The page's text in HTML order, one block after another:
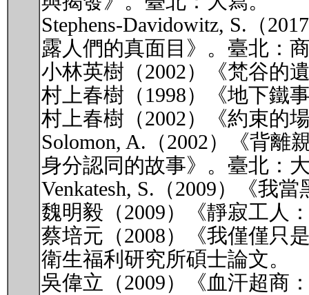
Stephens-Davidowitz, S.（
露人們的真面目》。臺北：
小林英樹（2002）《梵谷的
村上春樹（1998）《地下鐵
村上春樹（2002）《約束的
Solomon, A.（2002）《背
身分認同的故事》。臺北：
Venkatesh, S.（2009）《我
魏明毅（2009）《靜寂工人
蔡培元（2008）《我僅僅只
衛生福利研究所碩士論文。
吳偉立（2009）《血汗超商